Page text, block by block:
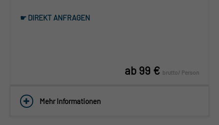
☛ DIREKT ANFRAGEN
ab 99 € brutto/ Person
Mehr Informationen